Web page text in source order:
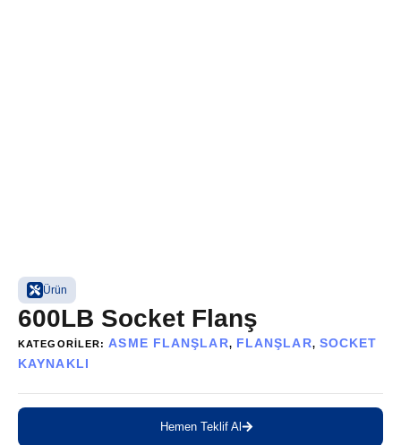
Ürün
600LB Socket Flanş
KATEGORILER: ASME FLANŞLAR, FLANŞLAR, SOCKET
KAYNAKLI
Hemen Teklif Al